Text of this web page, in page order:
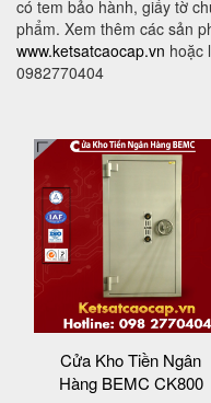
có tem bảo hành, giấy tờ
phẩm. Xem thêm các sản
www.ketsatcaocap.vn hoặc
0982770404
Cửa Kho Tiền Ngân
Hàng BEMC CK800